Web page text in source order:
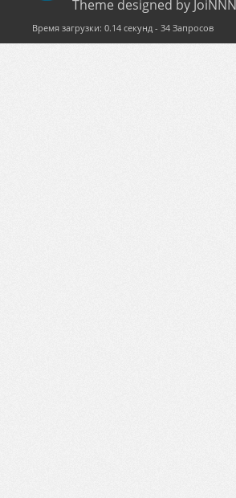
Theme designed by JoiNNN
Время загрузки: 0.14 секунд - 34 Запросов